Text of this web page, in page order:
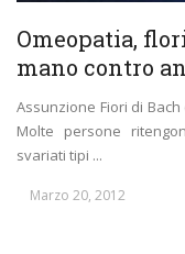
Omeopatia,
mano contro
Assunzione Fiori di
Molte persone
svariati tipi ...
Marzo 20, 2012